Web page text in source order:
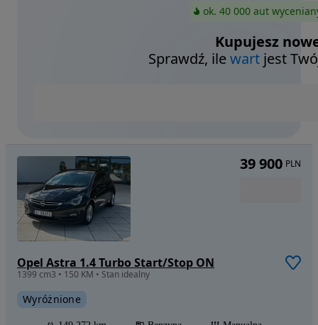
ok. 40 000 aut
Kupujesz
Sprawdź, ilewart jest
Opel Astra 1.4 Turbo Start/Stop ON
1399 cm3 • 150 KM • Stan idealny
Wyróżnione
39 900 PLN